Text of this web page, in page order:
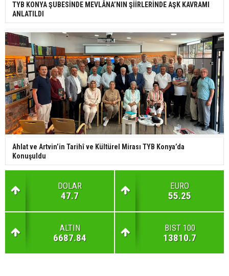
TYB KONYA ŞUBESİNDE MEVLÂNA’NIN ŞİİRLERİNDE AŞK KAVRAMI
ANLATILDI
Ahlat ve Artvin’in Tarihî ve Kültürel Mirası TYB Konya’da
Konuşuldu
DOLAR
47.7
EURO
55.25
ALTIN
6687.84
BIST 100
13810.7